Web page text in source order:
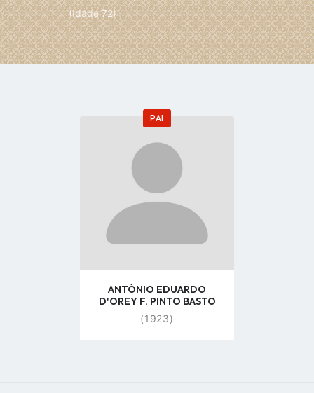
(Idade 72)
PAI
Go
profile
page
ANTÓNIO EDUARDO
D'OREY F. PINTO BASTO
(1923)